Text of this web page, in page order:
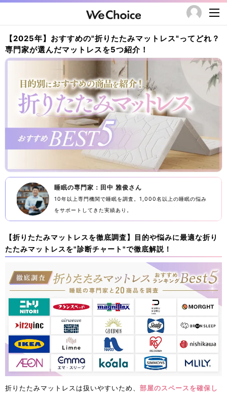
【2025年】おすすめの"折りたたみマットレス"ってどれ？
専門家が選んだマットレスを5つ紹介！
睡眠の専門家：田中 雅俊さん
10年以上専門機関で睡眠を調査。1,000名以上の睡眠の悩み
をサポートしてきた実績あり。
【折りたたみマットレスを徹底調査】目的や悩みに最適な折り
たたみマットレスを"診断チャート"で徹底解説！
折りたたみマットレスは扱いやすいため、 部屋のスペースを確保し